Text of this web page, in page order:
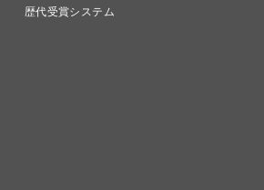
歴代受賞システム